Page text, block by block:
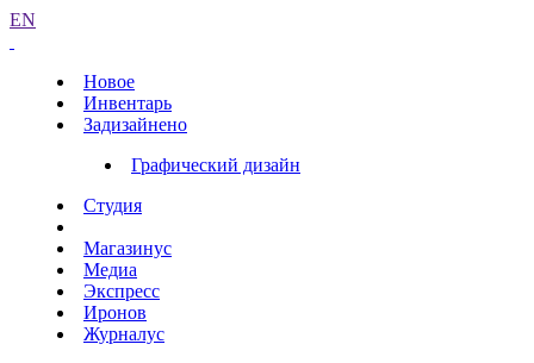
EN
Новое
Инвентарь
Задизайнено
Графический дизайн
Студия
Магазинус
Медиа
Экспресс
Иронов
Журналус